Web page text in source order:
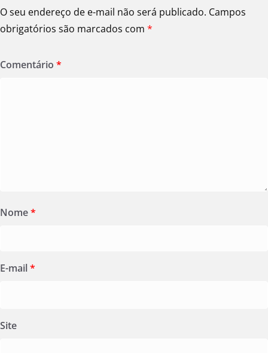
O seu endereço de e-mail não será publicado. Campos
obrigatórios são marcados com *
Comentário *
Nome*
E-mail*
Site